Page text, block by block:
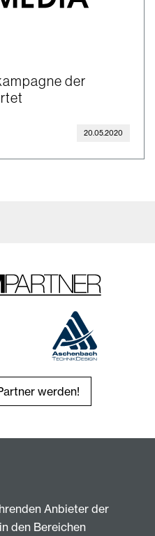
der
20.05.2020
werden!
Anbieter der
den Bereichen